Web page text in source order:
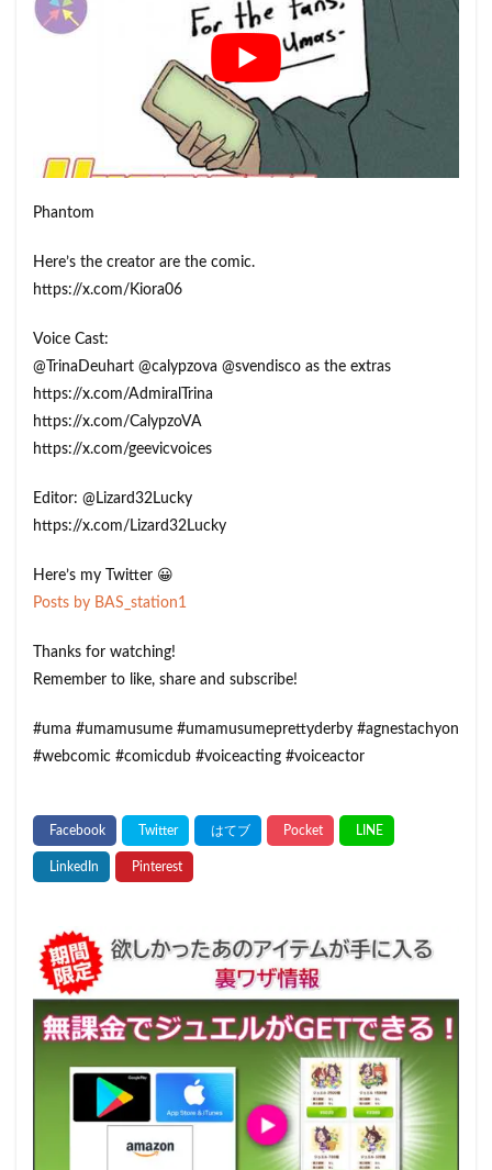
Phantom
Here’s the creator are the comic.
https://x.com/Kiora06
Voice Cast:
@TrinaDeuhart @calypzova @svendisco as the extras
https://x.com/AdmiralTrina
https://x.com/CalypzoVA
https://x.com/geevicvoices
Editor: @Lizard32Lucky
https://x.com/Lizard32Lucky
Here’s my Twitter 😀
Posts by BAS_station1
Thanks for watching!
Remember to like, share and subscribe!
#uma #umamusume #umamusumeprettyderby #agnestachyon
#webcomic #comicdub #voiceacting​ #voiceactor